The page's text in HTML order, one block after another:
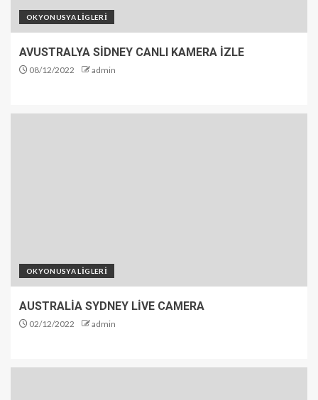
OKYONUSYA LİGLERİ
AVUSTRALYA SİDNEY CANLI KAMERA İZLE
08/12/2022 admin
OKYONUSYA LİGLERİ
AUSTRALİA SYDNEY LİVE CAMERA
02/12/2022 admin